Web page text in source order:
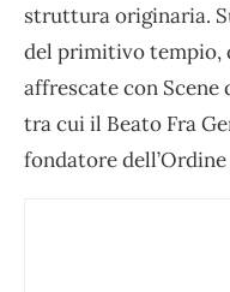
struttura originaria.
del primitivo tempio,
affrescate con
tra cui il Beato Fra
fondatore